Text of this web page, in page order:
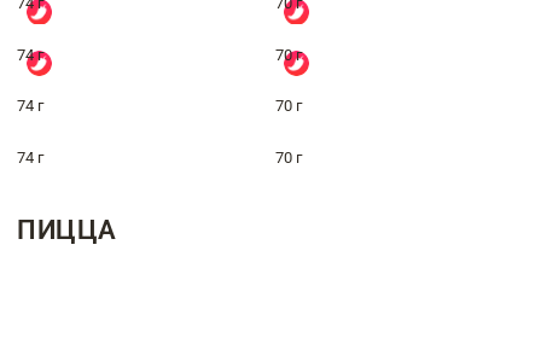
74 г 70 г
74 г 70 г
74 г 70 г
ПИЦЦА